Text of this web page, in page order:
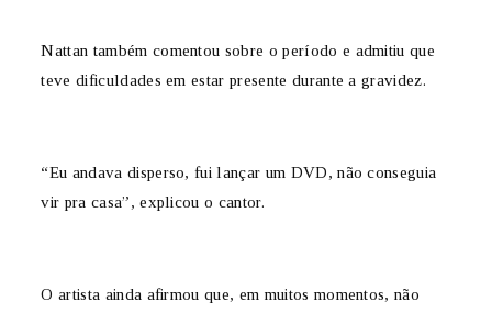
Nattan também comentou sobre o período e admitiu que
teve dificuldades em estar presente durante a gravidez.
“Eu andava disperso, fui lançar um DVD, não conseguia
vir pra casa”, explicou o cantor.
O artista ainda afirmou que, em muitos momentos, não